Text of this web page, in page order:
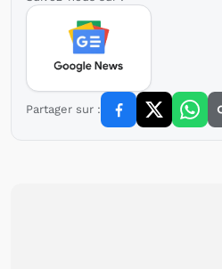
Partager sur :